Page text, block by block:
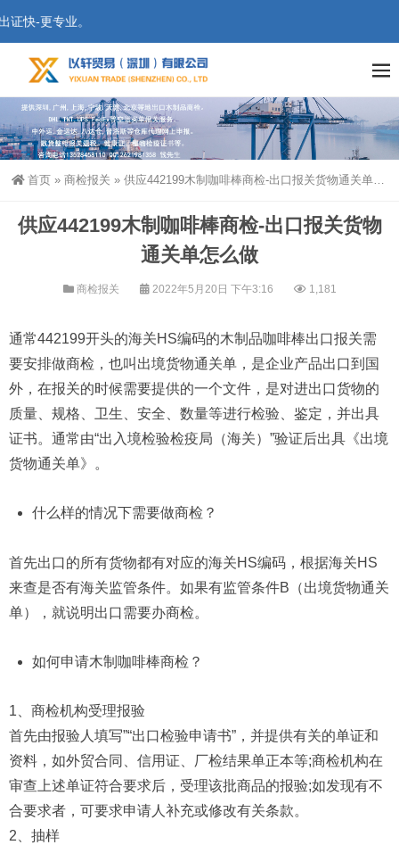
快-更专业。
首页 » 商检报关 » 供应442199木制咖啡棒商检-出口报关货物通关单怎么做
供应442199木制咖啡棒商检-出口报关货物
通关单怎么做
商检报关 2022年5月20日 下午3:16 1,181
通常442199开头的海关HS编码的木制品咖啡棒出口报关需
要安排做商检，也叫出境货物通关单，是企业产品出口到国
外，在报关的时候需要提供的一个文件，是对进出口货物的
质量、规格、卫生、安全、数量等进行检验、鉴定，并出具
证书。通常由“出入境检验检疫局（海关）”验证后出具《出境
货物通关单》。
什么样的情况下需要做商检？
首先出口的所有货物都有对应的海关HS编码，根据海关HS
来查是否有海关监管条件。如果有监管条件B（出境货物通关
单），就说明出口需要办商检。
如何申请木制咖啡棒商检？
1、商检机构受理报验
首先由报验人填写”“出口检验申请书”，并提供有关的单证和
资料，如外贸合同、信用证、厂检结果单正本等;商检机构在
审查上述单证符合要求后，受理该批商品的报验;如发现有不
合要求者，可要求申请人补充或修改有关条款。
2、抽样